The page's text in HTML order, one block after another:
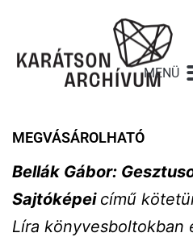
MEGVÁSÁROLHATÓ
Bellák Gábor:
Sajtóképei című
Líra könyvesboltokban